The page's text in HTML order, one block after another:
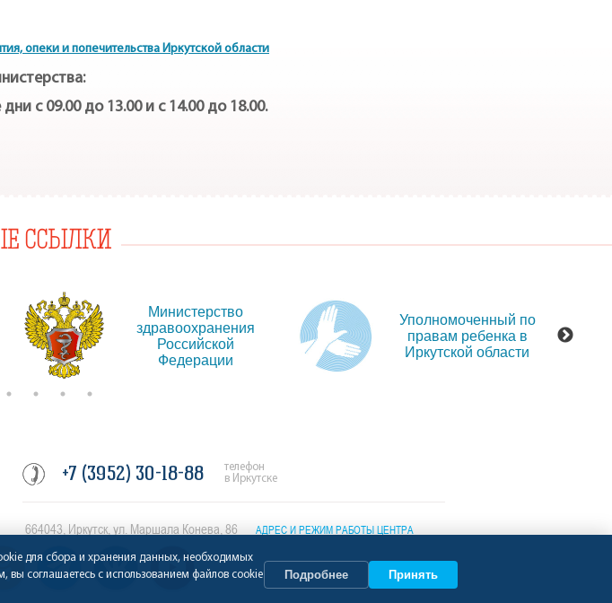
опеки и попечительства Иркутской области
с 09.00 до 13.00 и с 14.00 до 18.00.
ССЫЛКИ
Министерство
здравоохранения
Российской
Федерации
Уполномоченный по
правам ребенка в
Иркутской области
+7 (3952) 30-18-88
телефон
в Иркутске
664043, Иркутск, ул. Маршала Конева, 86 АДРЕС И РЕЖИМ РАБОТЫ ЦЕНТРА
для сбора и хранения данных, необходимых
вы соглашаетесь с использованием файлов cookie
Подробнее Принять